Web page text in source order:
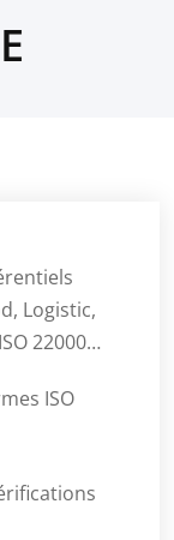
Logistic,
22000…
ISO